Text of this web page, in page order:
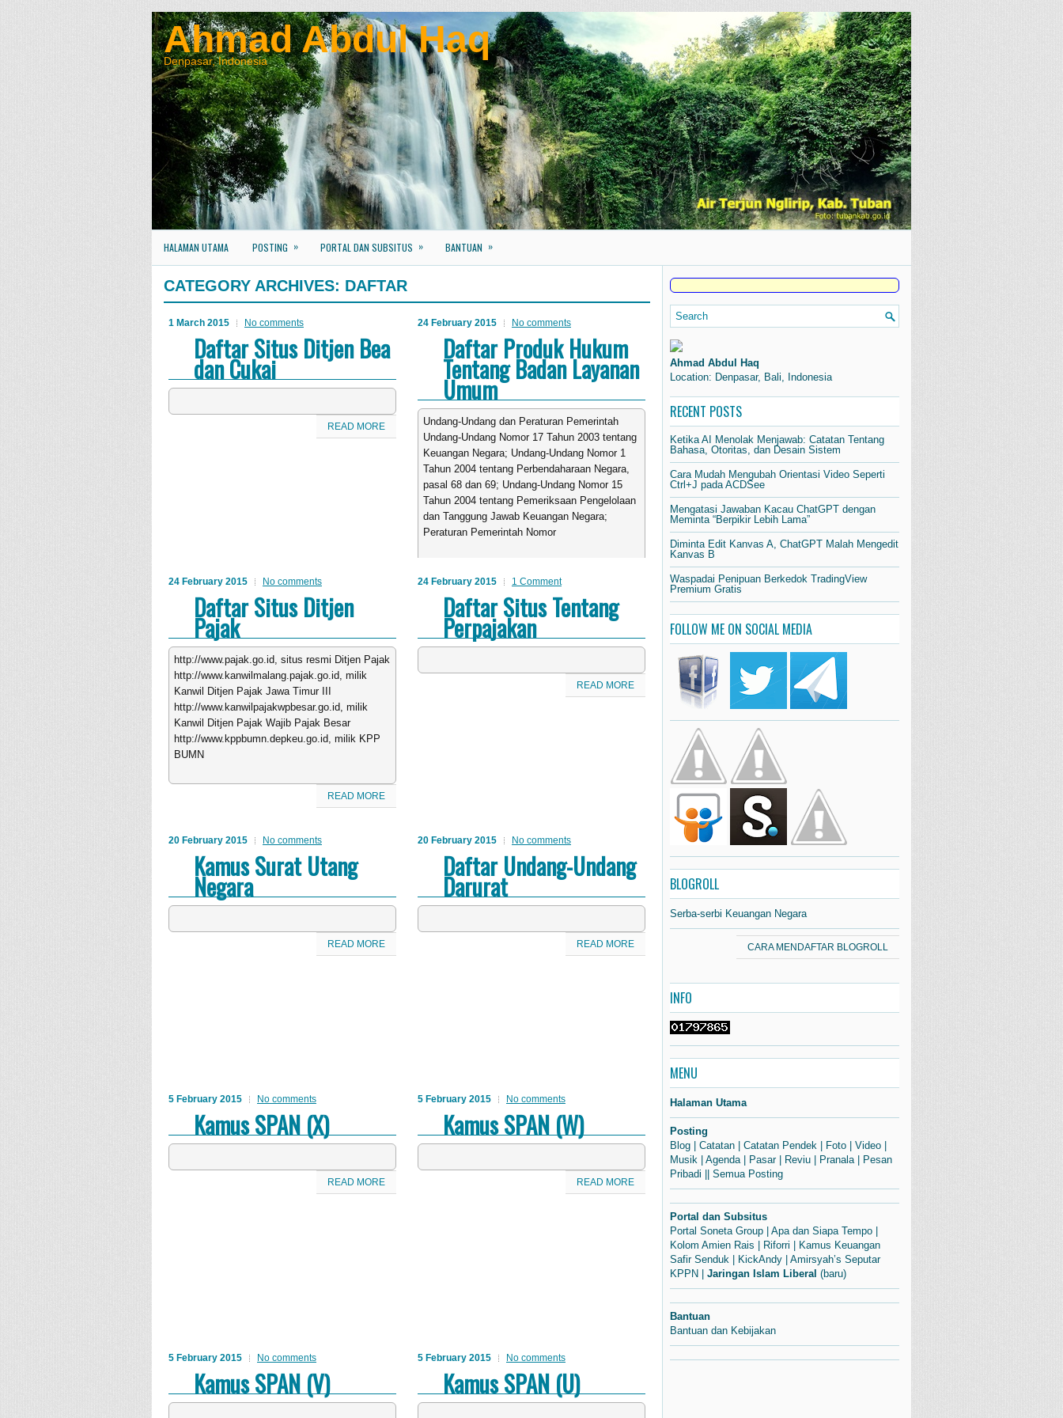
Ahmad Abdul Haq
Denpasar, Indonesia
HALAMAN UTAMA POSTING » PORTAL DAN SUBSITUS » BANTUAN »
CATEGORY ARCHIVES: DAFTAR
1 March 2015 No comments
Daftar Situs Ditjen Bea
dan Cukai
READ MORE
24 February 2015 No comments
Daftar Produk Hukum
Tentang Badan Layanan
Umum
Undang-Undang dan Peraturan Pemerintah
Undang-Undang Nomor 17 Tahun 2003 tentang
Keuangan Negara; Undang-Undang Nomor 1
Tahun 2004 tentang Perbendaharaan Negara,
pasal 68 dan 69; Undang-Undang Nomor 15
Tahun 2004 tentang Pemeriksaan Pengelolaan
dan Tanggung Jawab Keuangan Negara;
Peraturan Pemerintah Nomor
24 February 2015 No comments
Daftar Situs Ditjen
Pajak
http://www.pajak.go.id, situs resmi Ditjen Pajak
http://www.kanwilmalang.pajak.go.id, milik
Kanwil Ditjen Pajak Jawa Timur III
http://www.kanwilpajakwpbesar.go.id, milik
Kanwil Ditjen Pajak Wajib Pajak Besar
http://www.kppbumn.depkeu.go.id, milik KPP
BUMN
READ MORE
24 February 2015 1 Comment
Daftar Situs Tentang
Perpajakan
READ MORE
20 February 2015 No comments
Kamus Surat Utang
Negara
READ MORE
20 February 2015 No comments
Daftar Undang-Undang
Darurat
READ MORE
5 February 2015 No comments
Kamus SPAN (X)
READ MORE
5 February 2015 No comments
Kamus SPAN (W)
READ MORE
5 February 2015 No comments
Kamus SPAN (V)
5 February 2015 No comments
Kamus SPAN (U)
Ahmad Abdul Haq
Location: Denpasar, Bali, Indonesia
RECENT POSTS
Ketika AI Menolak Menjawab: Catatan Tentang
Bahasa, Otoritas, dan Desain Sistem
Cara Mudah Mengubah Orientasi Video Seperti
Ctrl+J pada ACDSee
Mengatasi Jawaban Kacau ChatGPT dengan
Meminta “Berpikir Lebih Lama”
Diminta Edit Kanvas A, ChatGPT Malah Mengedit
Kanvas B
Waspadai Penipuan Berkedok TradingView
Premium Gratis
FOLLOW ME ON SOCIAL MEDIA
BLOGROLL
Serba-serbi Keuangan Negara
CARA MENDAFTAR BLOGROLL
INFO
MENU
Halaman Utama
Posting
Blog | Catatan | Catatan Pendek | Foto | Video |
Musik | Agenda | Pasar| Reviu | Pranala | Pesan
Pribadi || Semua Posting
Portal dan Subsitus
Portal Soneta Group | Apa dan Siapa Tempo |
Kolom Amien Rais | Riforri | Kamus Keuangan
Safir Senduk | KickAndy | Amirsyah’s Seputar
KPPN | Jaringan Islam Liberal (baru)
Bantuan
Bantuan dan Kebijakan